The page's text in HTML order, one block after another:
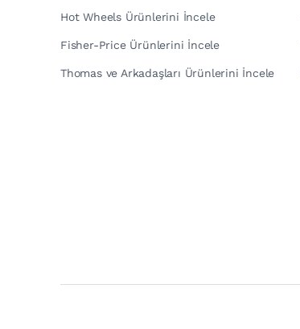
Hot Wheels Ürünlerini İncele
Fisher-Price Ürünlerini İncele
Thomas ve Arkadaşları Ürünlerini İncele